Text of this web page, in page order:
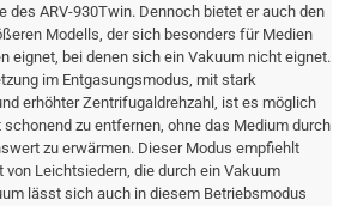
ARV-930Twin. Dennoch bietet er auch den
Modells, der sich besonders für Medien
eignet, bei denen sich ein Vakuum nicht eignet.
im Entgasungsmodus, mit stark
erhöhter Zentrifugaldrehzahl, ist es möglich
zu entfernen, ohne das Medium durch
zu erwärmen. Dieser Modus empfiehlt
Leichtsiedern, die durch ein Vakuum
lässt sich auch in diesem Betriebsmodus